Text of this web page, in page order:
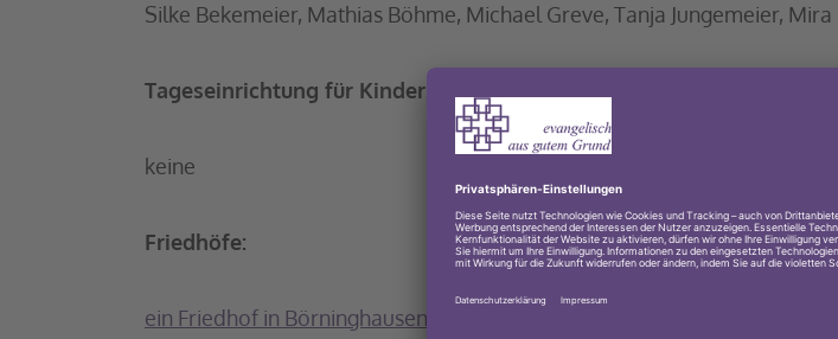
Silke Bekemeier, Mathias Böhme, Michael Greve, Tanja Jungemeier,
Tageseinrichtung für Kinder:
keine
Friedhöfe:
ein Friedhof in Börninghausen